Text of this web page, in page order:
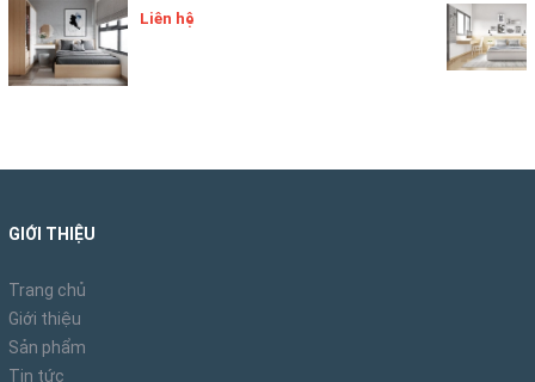
Liên hệ
GIỚI THIỆU
Trang chủ
Giới thiệu
Sản phẩm
Tin tức